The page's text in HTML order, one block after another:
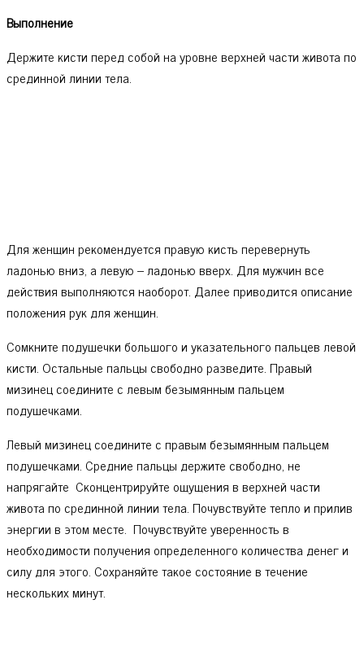
Выполнение
Держите кисти перед собой на уровне верхней части живота по
срединной линии тела.
Для женщин рекомендуется правую кисть перевернуть
ладонью вниз, а левую – ладонью вверх. Для мужчин все
действия выполняются наоборот. Далее приводится описание
положения рук для женщин.
Сомкните подушечки большого и указательного пальцев левой
кисти. Остальные пальцы свободно разведите. Правый
мизинец соедините с левым безымянным пальцем
подушечками.
Левый мизинец соедините с правым безымянным пальцем
подушечками. Средние пальцы держите свободно, не
напрягайте Сконцентрируйте ощущения в верхней части
живота по срединной линии тела. Почувствуйте тепло и прилив
энергии в этом месте. Почувствуйте уверенность в
необходимости получения определенного количества денег и
силу для этого. Сохраняйте такое состояние в течение
нескольких минут.